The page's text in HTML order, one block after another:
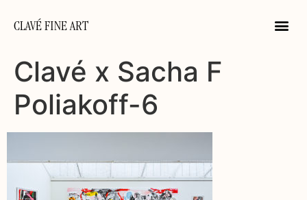
CLAVÉ FINE ART
Clavé x Sacha F
Poliakoff-6